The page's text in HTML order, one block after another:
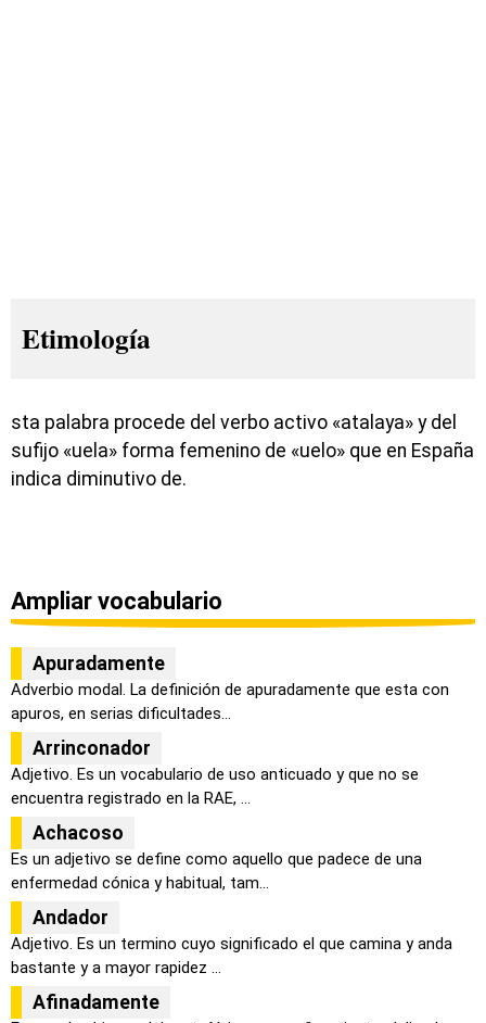
Etimología
sta palabra procede del verbo activo «atalaya» y del
sufijo «uela» forma femenino de «uelo» que en España
indica diminutivo de.
Ampliar vocabulario
Apuradamente
Adverbio modal. La definición de apuradamente que esta con
apuros, en serias dificultades...
Arrinconador
Adjetivo. Es un vocabulario de uso anticuado y que no se
encuentra registrado en la RAE, ...
Achacoso
Es un adjetivo se define como aquello que padece de una
enfermedad cónica y habitual, tam...
Andador
Adjetivo. Es un termino cuyo significado el que camina y anda
bastante y a mayor rapidez ...
Afinadamente